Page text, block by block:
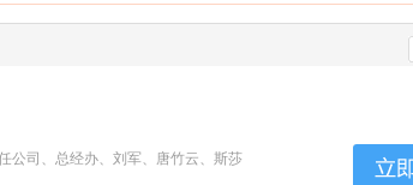
公司、总经办、刘军、唐竹云、斯莎